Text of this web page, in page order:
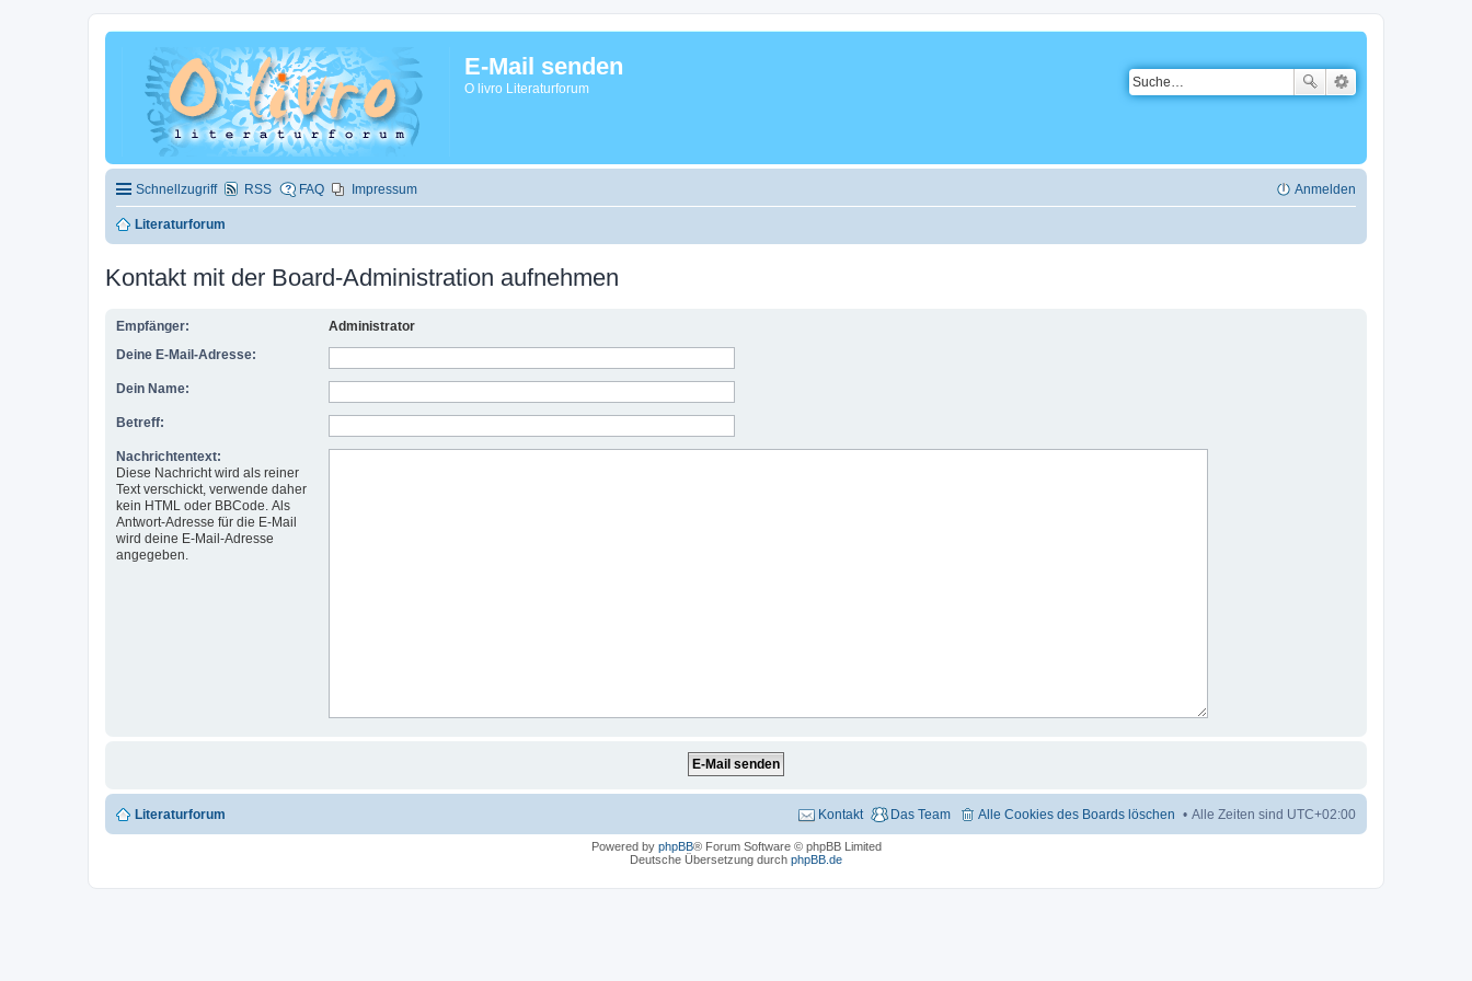
E-Mail senden
O livro Literaturforum
Schnellzugriff RSS FAQ Impressum Anmelden
Literaturforum
Kontakt mit der Board-Administration aufnehmen
Empfänger:
Administrator
Deine E-Mail-Adresse:
Dein Name:
Betreff:
Nachrichtentext:
Diese Nachricht wird als reiner
Text verschickt, verwende daher
kein HTML oder BBCode. Als
Antwort-Adresse für die E-Mail
wird deine E-Mail-Adresse
angegeben.
Literaturforum Alle Zeiten sind UTC+02:00
Alle Cookies des Boards löschen
Das Team
Kontakt
Powered by phpBB® Forum Software © phpBB Limited
Deutsche Übersetzung durch phpBB.de